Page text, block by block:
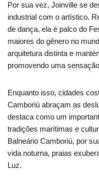
Por sua vez, Joinville se
industrial com o artístico.
de dança, ela é palco do
maiores do gênero no
arquitetura distinta e
promovendo uma
Enquanto isso, cidades
Camboriú abraçam as
destaca como um
tradições marítimas e
Balneário Camboriú, por
vida noturna, praias
Luz.